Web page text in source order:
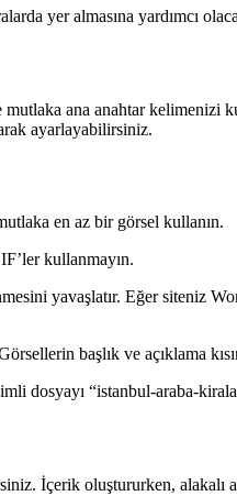
yer almasına yardımcı
ana anahtar kelimenizi
ayarlayabilirsiniz.
en az bir görsel kullanın.
kullanmayın.
yavaşlatır. Eğer siteniz
başlık ve açıklama
dosyayı “istanbul-araba-
İçerik oluştururken,